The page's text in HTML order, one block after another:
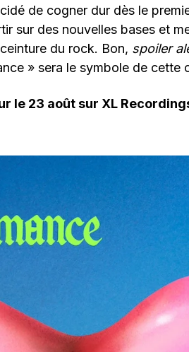
de cogner dur dès le
sur des nouvelles bases et
du rock. Bon, spoiler
» sera le symbole de cette
le 23 août sur XL